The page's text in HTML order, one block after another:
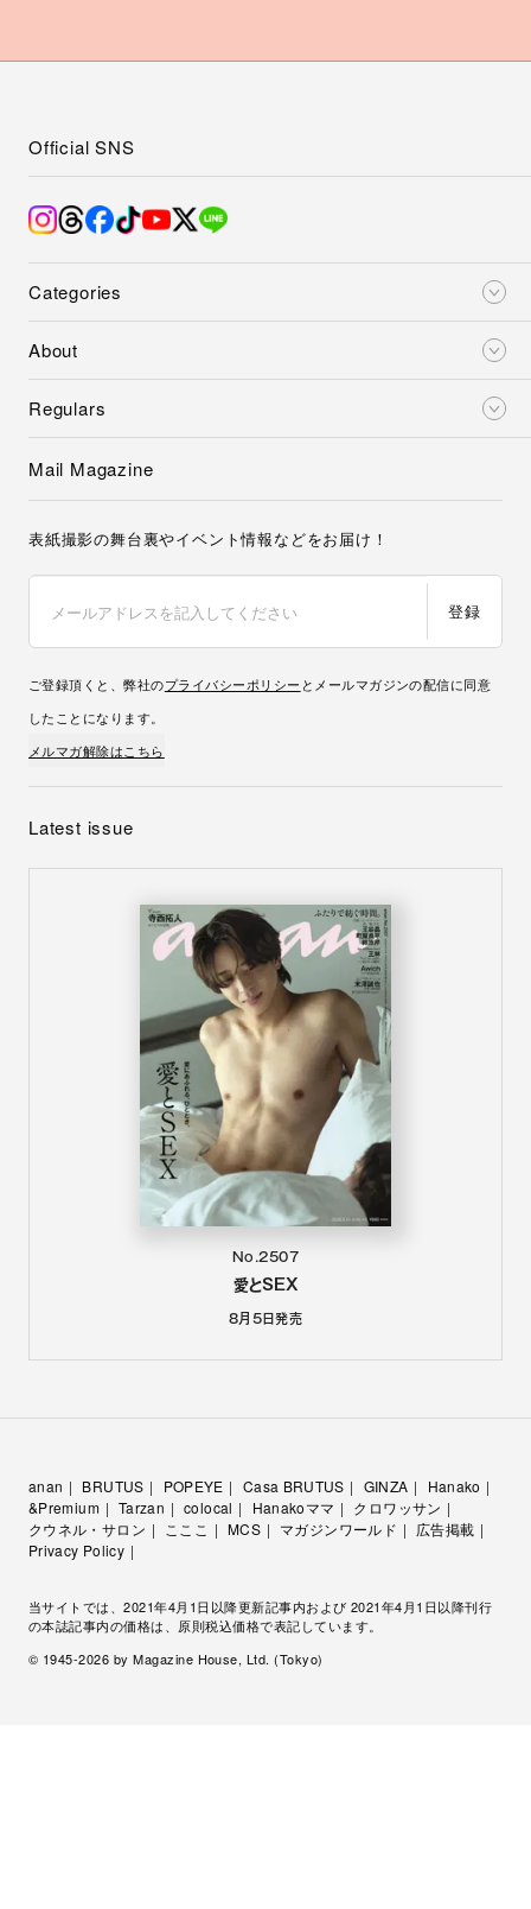
Categories
About
Regulars
Official SNS
Mail Magazine
表紙撮影の舞台裏やイベント情報などをお届け！
登録
ご登録頂くと、弊社のプライバシーポリシー とメールマガジンの配信に同意
したことになります。
メルマガ解除はこちら
Latest issue
No.2507
愛とSEX
8月5日発売
anan BRUTUS POPEYE Casa BRUTUS GINZA
Hanako
&Premium
Tarzan colocal Hanakoママ
クロワッサン
クウネル・サロン
こここ MCS マガジンワールド
広告掲載
Privacy Policy
当サイトでは、2021年4月1日以降更新記事内および 2021年4月1日以降刊行
の本誌記事内の価格は、原則税込価格で表記しています。
© 1945-2026 by Magazine House, Ltd. (Tokyo)